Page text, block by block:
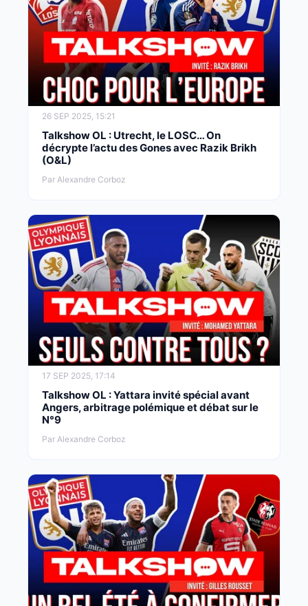
26 SEP 2025, 15:21
Talkshow OL : Utrecht, le LOSC… On
décrypte l’actu des Gones avec Razik Brikh
(O&L)
Par Alexandre Corboz
17 SEP 2025, 17:14
Talkshow OL : Yattara invité spécial avant
Angers, arbitrage polémique et débat sur le
N°9
Par Alexandre Corboz